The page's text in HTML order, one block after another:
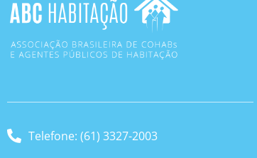
Telefone: (61) 3327-2003